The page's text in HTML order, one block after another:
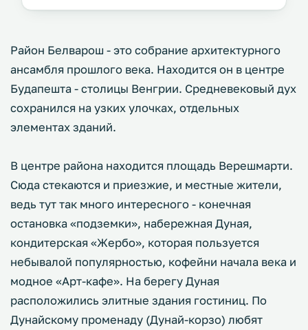
Район Белварош - это собрание архитектурного
ансамбля прошлого века. Находится он в центре
Будапешта - столицы Венгрии. Средневековый дух
сохранился на узких улочках, отдельных
элементах зданий.
В центре района находится площадь Верешмарти.
Сюда стекаются и приезжие, и местные жители,
ведь тут так много интересного - конечная
остановка «подземки», набережная Дуная,
кондитерская «Жербо», которая пользуется
небывалой популярностью, кофейни начала века и
модное «Арт-кафе». На берегу Дуная
расположились элитные здания гостиниц. По
Дунайскому променаду (Дунай-корзо) любят